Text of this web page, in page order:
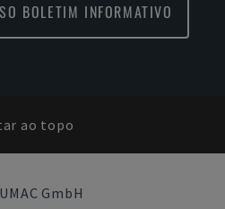
BOLETIM INFORMATIVO
ao topo
GmbH